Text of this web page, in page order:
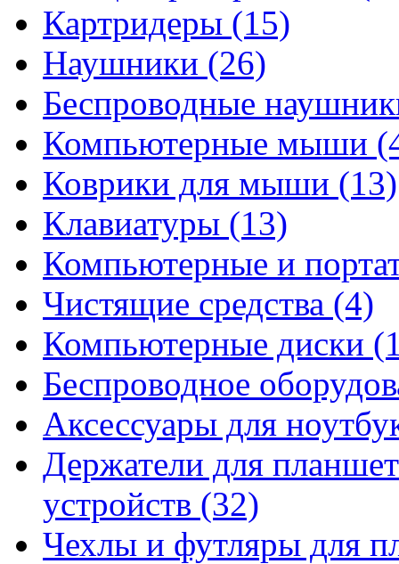
Картридеры (15)
Наушники (26)
Беспроводные
Компьютерные мыши
Коврики для мыши (13)
Клавиатуры (13)
Компьютерные и
Чистящие средства (4)
Компьютерные диски
Беспроводное
Аксессуары для
Держатели для
устройств (32)
Чехлы и футляры для